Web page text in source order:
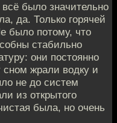
было значительно
да. Только горячей
было потому, что
стабильно
они постоянно
жрали водку и
не до систем
из открытого
была, но очень